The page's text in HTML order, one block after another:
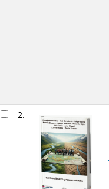
2.